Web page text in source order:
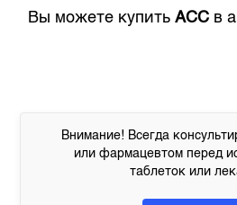
Вы можете купить ACCв
Внимание! Всегда
или фармацевтом перед
таблеток или